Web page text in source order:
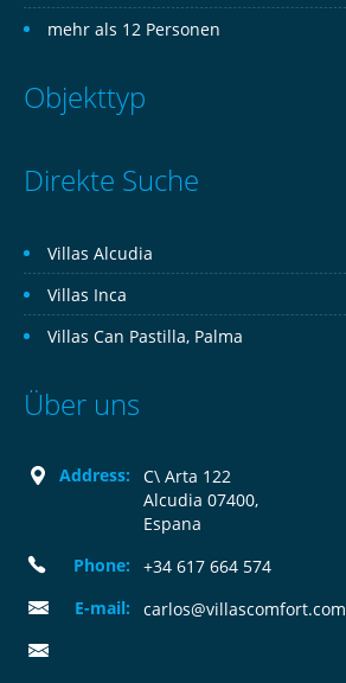
mehr als 12 Personen
Objekttyp
Direkte Suche
Villas Alcudia
Villas Inca
Villas Can Pastilla, Palma
Über uns
Address:
C\ Arta 122
Alcudia 07400,
Espana
Phone:
+34 617 664 574
E-mail:
carlos@villascomfort.com